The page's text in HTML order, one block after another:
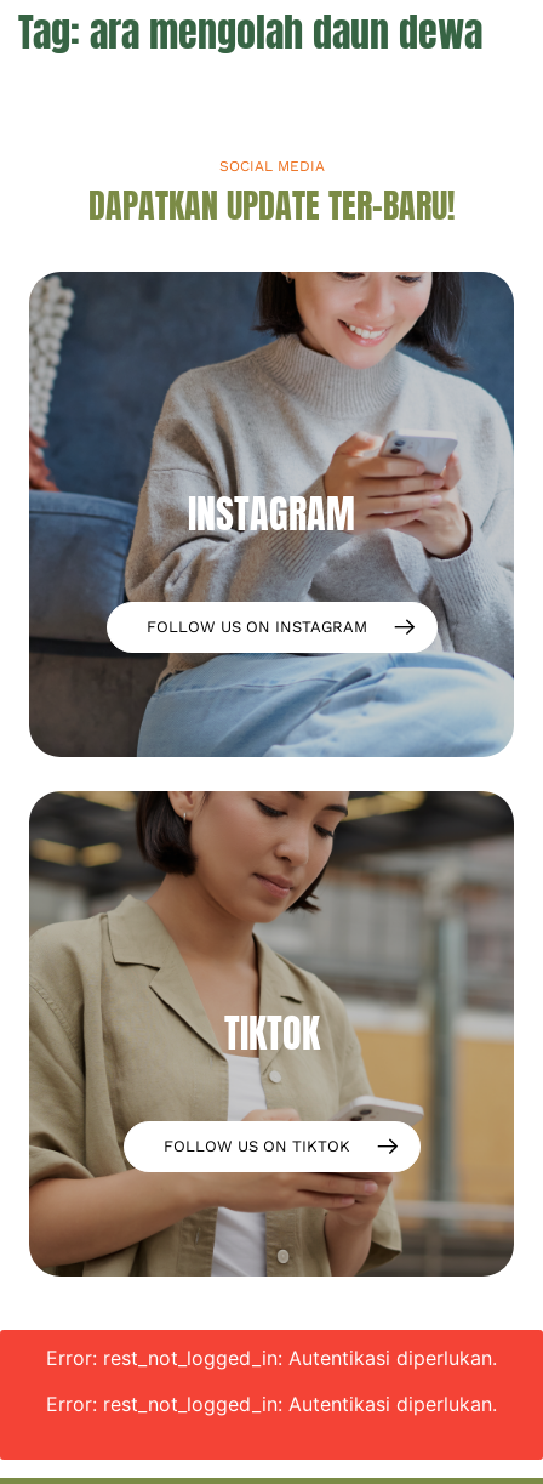
Tag:ara mengolah daun dewa
SOCIAL MEDIA
DAPATKAN UPDATE TER-BARU!
INSTAGRAM
FOLLOW US ON INSTAGRAM
TIKTOK
FOLLOW US ON TIKTOK
Error: rest_not_logged_in: Autentikasi diperlukan.
Error: rest_not_logged_in: Autentikasi diperlukan.